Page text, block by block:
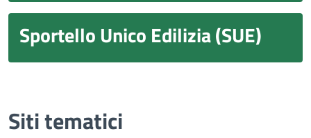
Sportello Unico Edilizia (SUE)
Siti tematici